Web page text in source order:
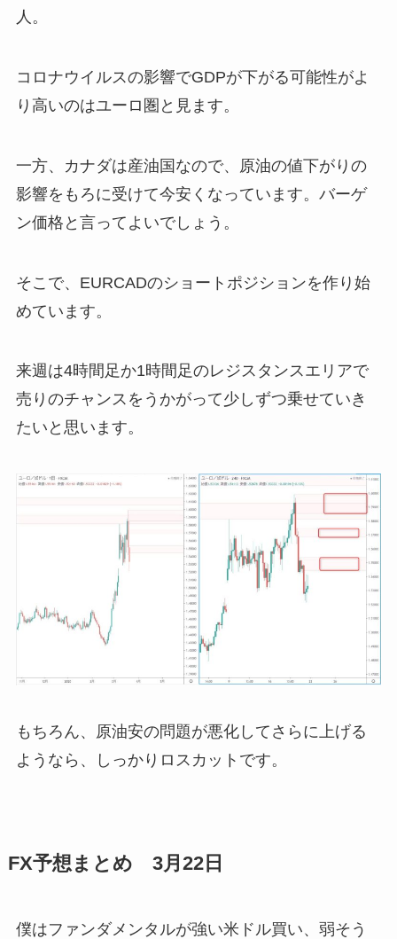
人。
コロナウイルスの影響でGDPが下がる可能性がよ
り高いのはユーロ圏と見ます。
一方、カナダは産油国なので、原油の値下がりの
影響をもろに受けて今安くなっています。バーゲ
ン価格と言ってよいでしょう。
そこで、EURCADのショートポジションを作り始
めています。
来週は4時間足か1時間足のレジスタンスエリアで
売りのチャンスをうかがって少しずつ乗せていき
たいと思います。
もちろん、原油安の問題が悪化してさらに上げる
ようなら、しっかりロスカットです。
FX予想まとめ 3月22日
僕はファンダメンタルが強い米ドル買い、弱そう